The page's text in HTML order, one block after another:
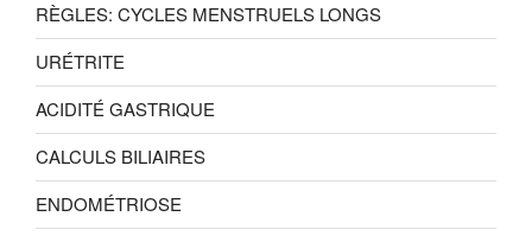
RÈGLES: CYCLES MENSTRUELS LONGS
URÉTRITE
ACIDITÉ GASTRIQUE
CALCULS BILIAIRES
ENDOMÉTRIOSE